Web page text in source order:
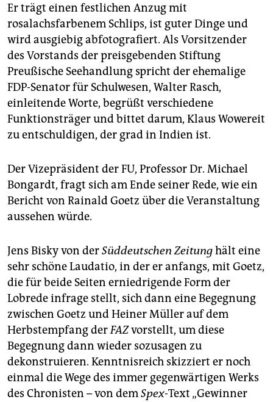
Er trägt einen festlichen Anzug mit
rosalachsfarbenem Schlips, ist guter Dinge und
wird ausgiebig abfotografiert. Als Vorsitzender
des Vorstands der preisgebenden Stiftung
Preußische Seehandlung spricht der ehemalige
FDP-Senator für Schulwesen, Walter Rasch,
einleitende Worte, begrüßt verschiedene
Funktionsträger und bittet darum, Klaus Wowereit
zu entschuldigen, der grad in Indien ist.
Der Vizepräsident der FU, Professor Dr. Michael
Bongardt, fragt sich am Ende seiner Rede, wie ein
Bericht von Rainald Goetz über die Veranstaltung
aussehen würde.
Jens Bisky von derSüddeutschen Zeitunghält eine
sehr schöne Laudatio, in der er anfangs, mit Goetz,
die für beide Seiten erniedrigende Form der
Lobrede infrage stellt, sich dann eine Begegnung
zwischen Goetz und Heiner Müller auf dem
Herbstempfang derFAZvorstellt, um diese
Begegnung dann wieder sozusagen zu
dekonstruieren. Kenntnisreich skizziert er noch
einmal die Wege des immer gegenwärtigen Werks
des Chronisten – von demSpex-Text „Gewinner